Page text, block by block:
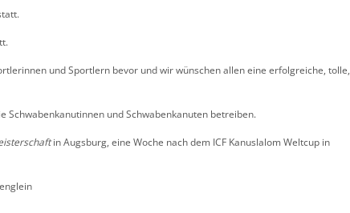
und Sportlern bevor und wir wünschen allen eine erfolgreiche, tolle,
und Schwabenkanuten betreiben.
in Augsburg, eine Woche nach dem ICF Kanuslalom Weltcup in